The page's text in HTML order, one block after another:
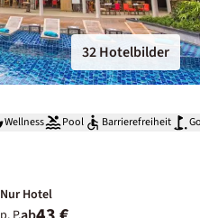
32 Hotelbilder
Wellness Pool Barrierefreiheit
Nur Hotel